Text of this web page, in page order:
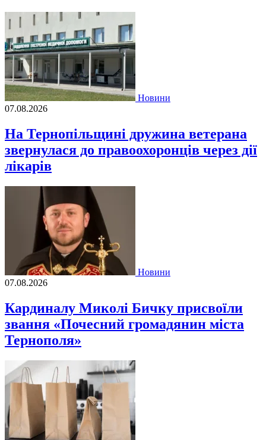
Новини
07.08.2026
На Тернопільщині дружина ветерана
звернулася до правоохоронців через дії
лікарів
Новини
07.08.2026
Кардиналу Миколі Бичку присвоїли
звання «Почесний громадянин міста
Тернополя»